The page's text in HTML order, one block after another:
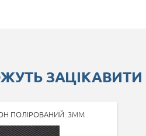
ЗАЦІКАВИТИ
ПОЛІРОВАНИЙ. 3ММ